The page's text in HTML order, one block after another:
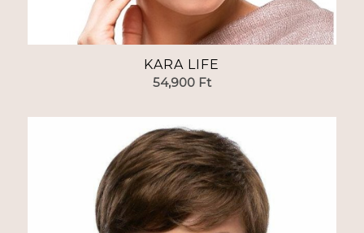
KARA LIFE
54,900 Ft